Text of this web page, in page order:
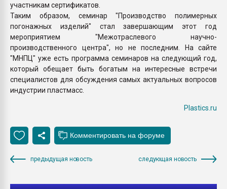
участникам сертификатов.
Таким образом, семинар "Производство полимерных
погонажных изделий" стал завершающим этот год
мероприятием "Межотраслевого научно-
производственного центра", но не последним. На сайте
"МНПЦ" уже есть программа семинаров на следующий год,
который обещает быть богатым на интересные встречи
специалистов для обсуждения самых актуальных вопросов
индустрии пластмасс.
Plastics.ru
предыдущая новость следующая новость